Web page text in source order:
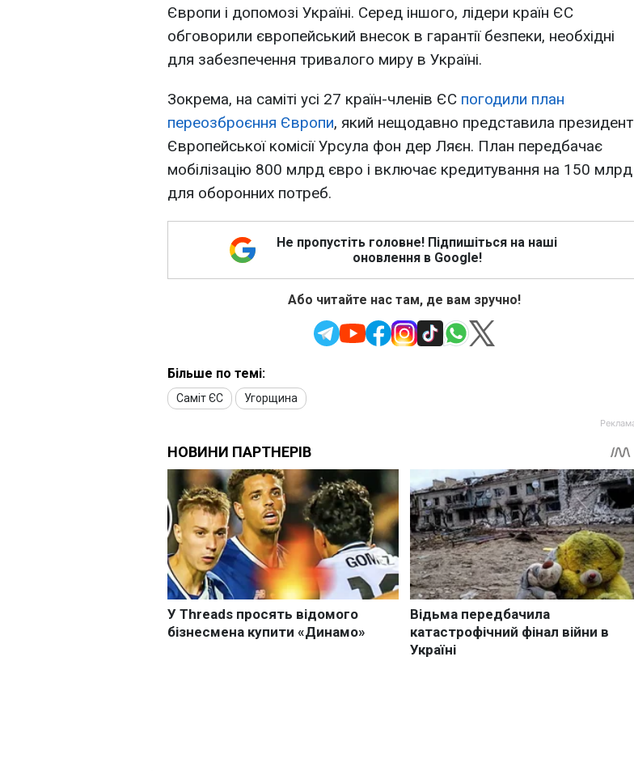
Європи і допомозі Україні. Серед іншого, лідери країн ЄС
обговорили європейський внесок в гарантії безпеки, необхідні
для забезпечення тривалого миру в Україні.
Зокрема, на саміті усі 27 країн-членів ЄС погодили план
переозброєння Європи, який нещодавно представила президент
Європейської комісії Урсула фон дер Ляєн. План передбачає
мобілізацію 800 млрд євро і включає кредитування на 150 млрд
для оборонних потреб.
Не пропустіть головне! Підпишіться на наші
оновлення в Google!
Або читайте нас там, де вам зручно!
Більше по темі:
Саміт ЄС Угорщина